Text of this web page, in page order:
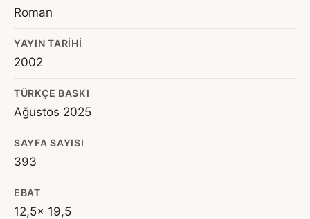
Roman
YAYIN TARIHI
2002
TÜRKÇE BASKI
Ağustos 2025
SAYFA SAYISI
393
EBAT
12,5x 19,5